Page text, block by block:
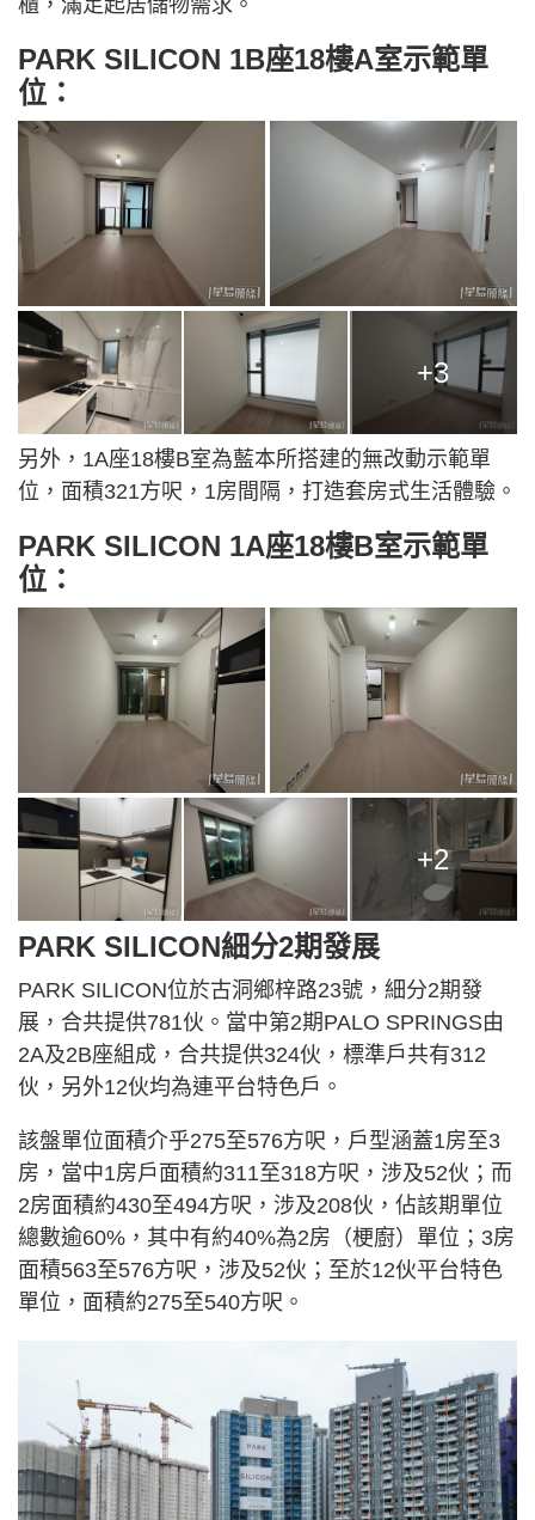
櫃，滿足起居儲物需求。
PARK SILICON 1B座18樓A室示範單
位：
+3
另外，1A座18樓B室為藍本所搭建的無改動示範單
位，面積321方呎，1房間隔，打造套房式生活體驗。
PARK SILICON 1A座18樓B室示範單
位：
+2
PARK SILICON細分2期發展
PARK SILICON位於古洞鄉梓路23號，細分2期發
展，合共提供781伙。當中第2期PALO SPRINGS由
2A及2B座組成，合共提供324伙，標準戶共有312
伙，另外12伙均為連平台特色戶。
該盤單位面積介乎275至576方呎，戶型涵蓋1房至3
房，當中1房戶面積約311至318方呎，涉及52伙；而
2房面積約430至494方呎，涉及208伙，佔該期單位
總數逾60%，其中有約40%為2房（梗廚）單位；3房
面積563至576方呎，涉及52伙；至於12伙平台特色
單位，面積約275至540方呎。